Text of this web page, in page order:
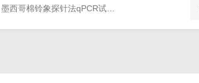
墨西哥棉铃象探针法qPCR试剂盒（不含内参） 榛